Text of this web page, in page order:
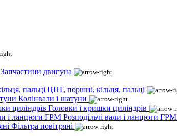
Запчастини двигуна
ЦПГ, поршні, кільця, пальці
Колінвали і шатуни
Головки і кришки циліндрів
Розподільчі вали і ланцюги ГРМ
Фільтра повітряні